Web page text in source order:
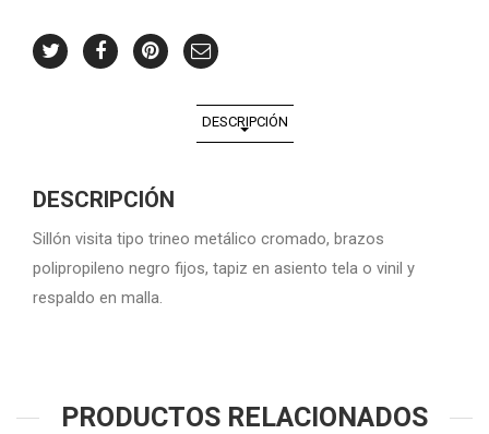
DESCRIPCIÓN
DESCRIPCIÓN
Sillón visita tipo trineo metálico cromado, brazos
polipropileno negro fijos, tapiz en asiento tela o vinil y
respaldo en malla.
PRODUCTOS RELACIONADOS